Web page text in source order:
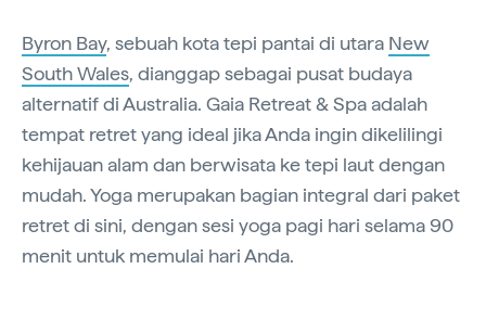
Byron Bay, sebuah kota tepi pantai di utara New
South Wales, dianggap sebagai pusat budaya
alternatif di Australia. Gaia Retreat & Spa adalah
tempat retret yang ideal jika Anda ingin dikelilingi
kehijauan alam dan berwisata ke tepi laut dengan
mudah. Yoga merupakan bagian integral dari paket
retret di sini, dengan sesi yoga pagi hari selama 90
menit untuk memulai hari Anda.